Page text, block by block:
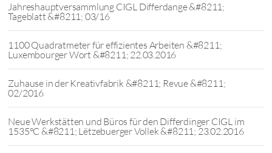
Jahreshauptversammlung CIGL Differdange &#8211;
Tageblatt &#8211; 03/16
1100 Quadratmeter für effizientes Arbeiten &#8211;
Luxembourger Wort &#8211; 22.03.2016
Zuhause in der Kreativfabrik &#8211; Revue &#8211;
02/2016
Neue Werkstätten und Büros für den Differdinger CIGL im
1535°C &#8211; Lëtzebuerger Vollek &#8211; 23.02.2016